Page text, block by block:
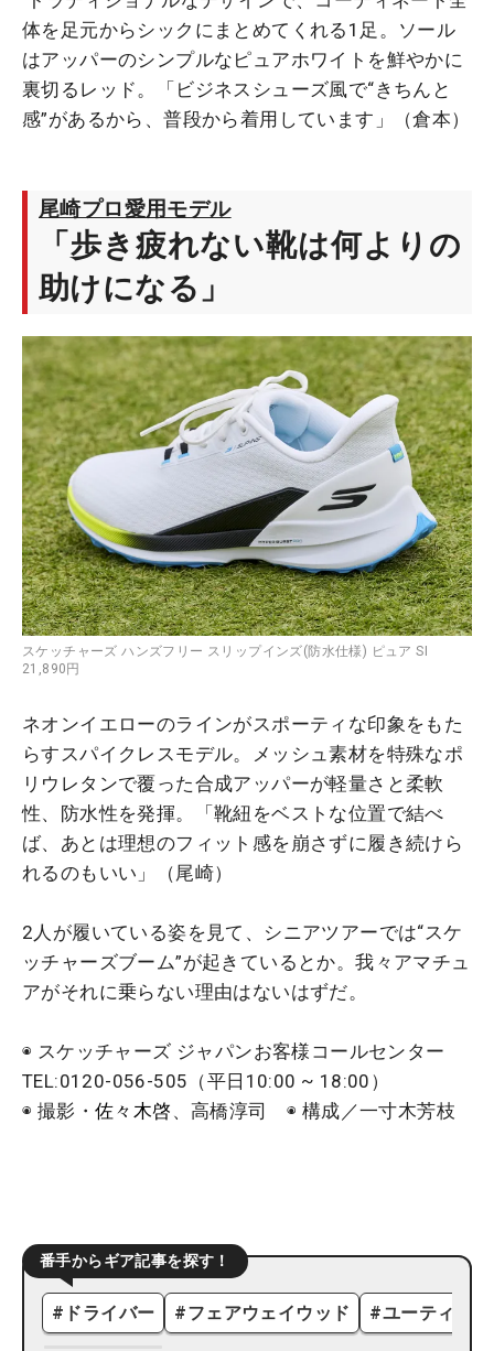
体を足元からシックにまとめてくれる1足。ソール
はアッパーのシンプルなピュアホワイトを鮮やかに
裏切るレッド。「ビジネスシューズ風で“きちんと
感”があるから、普段から着用しています」（倉本）
尾崎プロ愛用モデル
「歩き疲れない靴は何よりの
助けになる」
スケッチャーズ ハンズフリー スリップインズ(防水仕様) ピュア SI
21,890円
ネオンイエローのラインがスポーティな印象をもた
らすスパイクレスモデル。メッシュ素材を特殊なポ
リウレタンで覆った合成アッパーが軽量さと柔軟
性、防水性を発揮。「靴紐をベストな位置で結べ
ば、あとは理想のフィット感を崩さずに履き続けら
れるのもいい」（尾崎）
2人が履いている姿を見て、シニアツアーでは“スケ
ッチャーズブーム”が起きているとか。我々アマチュ
アがそれに乗らない理由はないはずだ。
◉ スケッチャーズ ジャパンお客様コールセンター
TEL:0120-056-505（平日10:00 ~ 18:00）
◉ 撮影・ 佐々木啓 、高橋淳司 ◉ 構成／一寸木芳枝
番手からギア記事を探す！
# ドライバー #フェアウェイウッド #ユーティリ